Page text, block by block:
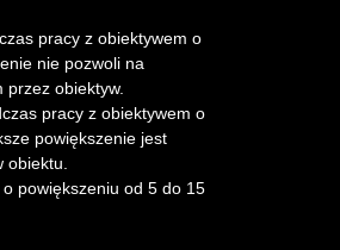
pracy z obiektywem o
nie pozwoli na
przez obiektyw.
pracy z obiektywem o
powiększenie jest
obiektu.
powiększeniu od 5 do 15